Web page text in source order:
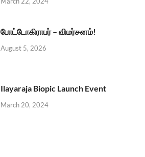
போட்டோகிராபர் – விமர்சனம்!
August 5, 2026
Ilayaraja Biopic Launch Event
March 20, 2024